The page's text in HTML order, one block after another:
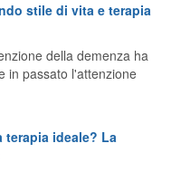
stile di vita e terapia
della demenza ha
in passato l'attenzione
ideale? La